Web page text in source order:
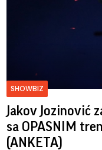
SHOWBIZ
Jakov Jozinović
sa OPASNIM
(ANKETA)